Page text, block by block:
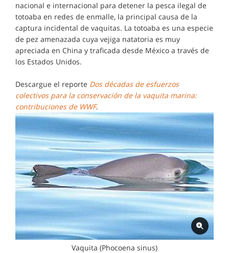
nacional e internacional para detener la pesca ilegal de
totoaba en redes de enmalle, la principal causa de la
captura incidental de vaquitas. La totoaba es una especie
de pez amenazada cuya vejiga natatoria es muy
apreciada en China y traficada desde México a través de
los Estados Unidos.
Descargue el reporte Dos décadas de esfuerzos
colectivos para la conservación de la vaquita marina:
contribuciones de WWF.
Vaquita (Phocoena sinus)